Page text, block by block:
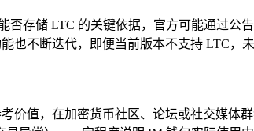
否存储 LTC 的关键依据，官方可能通过
也不断迭代，即便当前版本不支持 LTC，
价值，在加密货币社区、论坛或社交媒